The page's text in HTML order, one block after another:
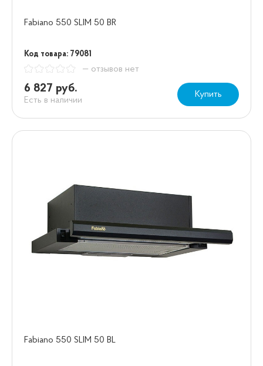
Fabiano 550 SLIM 50 BR
Код товара: 79081
— отзывов нет
6 827 руб.
Есть в наличии
Купить
Fabiano 550 SLIM 50 BL